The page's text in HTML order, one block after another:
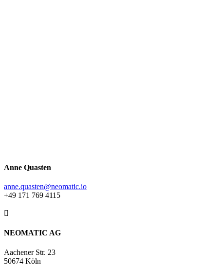
Anne Quasten
anne.quasten@neomatic.io
+49 171 769 4115

NEOMATIC AG
Aachener Str. 23
50674 Köln